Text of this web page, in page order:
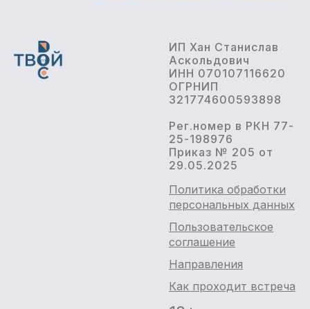
ИП Хан Станислав
Аскольдович
ИНН 070107116620
ОГРНИП
321774600593898
Рег.номер в РКН 77-
25-198976
Приказ № 205 от
29.05.2025
Политика обработки
персональных данных
Пользовательское
соглашение
Направления
Как проходит встреча